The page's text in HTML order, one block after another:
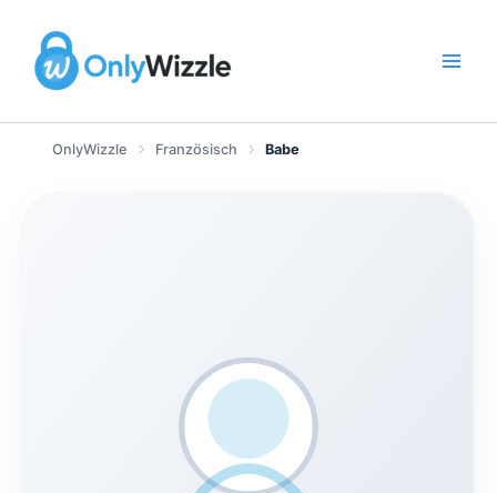
springen
OnlyWizzle Französisch Babe